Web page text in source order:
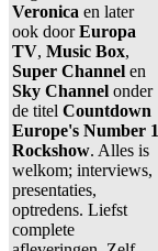
Veronica en later
ook doorEuropa
TV, Music Box,
Super Channel en
Sky Channel onder
de titel Countdown
Europe's Number 1
Rockshow. Alles is
welkom; interviews,
presentaties,
optredens. Liefst
complete